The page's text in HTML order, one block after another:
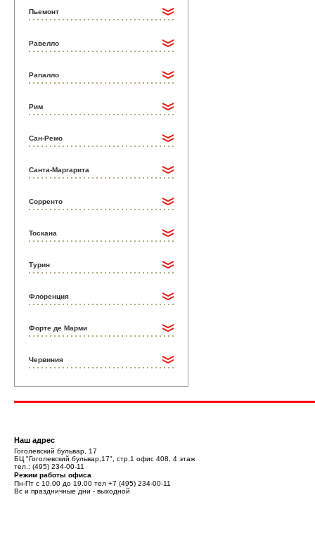
Пьемонт
Равелло
Рапалло
Рим
Сан-Ремо
Санта-Маргарита
Сорренто
Тоскана
Турин
Флоренция
Форте де Марми
Червиния
Наш адрес
Гоголевский бульвар, 17
БЦ "Гоголевский бульвар,17", стр.1 офис 408, 4 этаж
тел.: (495) 234-00-11
Режим работы офиса
Пн-Пт с 10.00 до 19.00 тел +7 (495) 234-00-11
Вс и праздничные дни - выходной